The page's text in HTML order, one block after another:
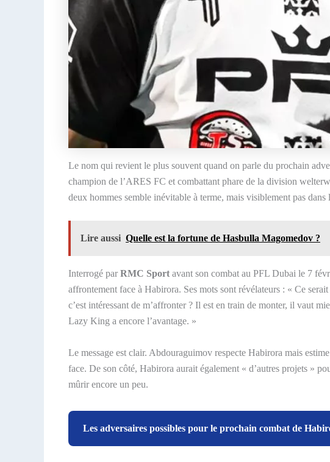
Le nom qui revient le plus souvent quand on parle du prochain
champion de l’ARES FC et combattant phare de la division
deux hommes semble inévitable à terme, mais visiblement pas dans
Lire aussi Quelle est la fortune de Hasbulla Magomedov ?
Interrogé par RMC Sport avant son combat au PFL Dubai le 7
affrontement face à Habirora. Ses mots sont révélateurs : « Ce
c’est intéressant de m’affronter ? Il est en train de monter, il vaut
Lazy King a encore l’avantage. »
Le message est clair. Abdouraguimov respecte Habirora mais
face. De son côté, Habirora aurait également « d’autres projets »
mûrir encore un peu.
Les adversaires possibles pour le prochain combat de